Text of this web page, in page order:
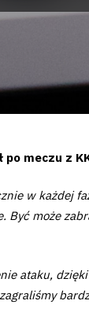
meczu z
w
może
ataku,